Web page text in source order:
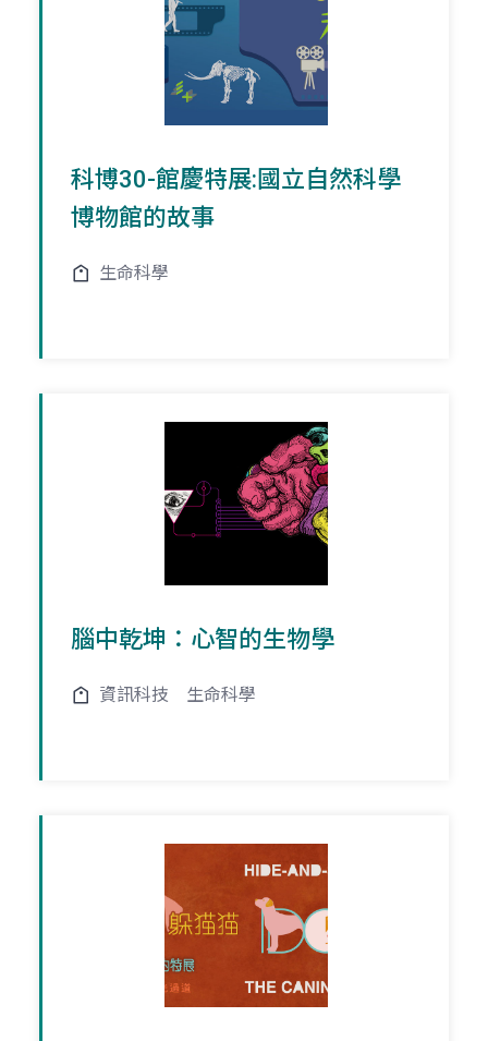
科博30-館慶特展:國立自然科學
博物館的故事
生命科學
腦中乾坤：心智的生物學
資訊科技 生命科學